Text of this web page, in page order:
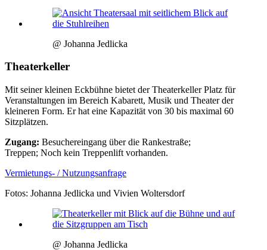
@ Johanna Jedlicka
Theaterkeller
Mit seiner kleinen Eckbühne bietet der Theaterkeller Platz für
Veranstaltungen im Bereich Kabarett, Musik und Theater der
kleineren Form. Er hat eine Kapazität von 30 bis maximal 60
Sitzplätzen.
Zugang: Besuchereingang über die Rankestraße;
Treppen; Noch kein Treppenlift vorhanden.
Vermietungs- / Nutzungsanfrage
Fotos: Johanna Jedlicka und Vivien Woltersdorf
@ Johanna Jedlicka